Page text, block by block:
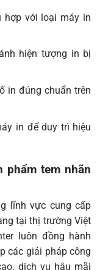
hợp với loại máy in
hiện tượng in bị
in đúng chuẩn trên
in để duy trì hiệu
tem nhãn
lĩnh vực cung cấp
tại thị trường Việt
luôn đồng hành
các giải pháp công
dịch vụ hậu mãi